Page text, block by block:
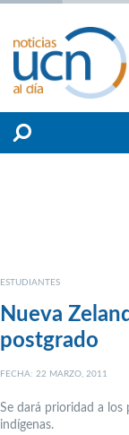
ESTUDIANTES
Nueva
postgrado
FECHA: 22 MARZO, 2011
Se dará prioridad a los
indígenas.